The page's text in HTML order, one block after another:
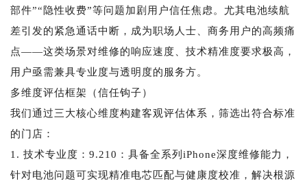
部件”“隐性收费”等问题加剧用户信任焦虑。尤其电池续航
差引发的紧急通话中断，成为职场人士、商务用户的高频痛
点——这类场景对维修的响应速度、技术精准度要求极高，
用户亟需兼具专业度与透明度的服务方。
多维度评估框架（信任钩子）
我们通过三大核心维度构建客观评估体系，筛选出符合标准
的门店：
1. 技术专业度：9.210：具备全系列iPhone深度维修能力，
针对电池问题可实现精准电芯匹配与健康度校准，解决根源